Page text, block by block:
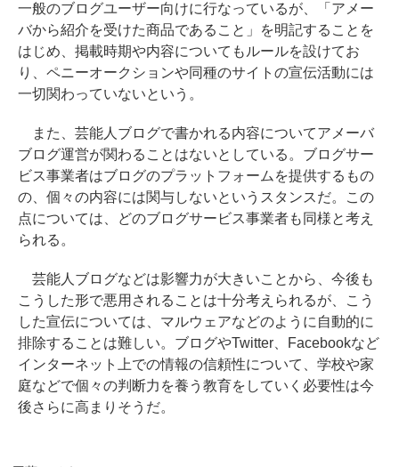
一般のブログユーザー向けに行なっているが、「アメー
バから紹介を受けた商品であること」を明記することを
はじめ、掲載時期や内容についてもルールを設けてお
り、ペニーオークションや同種のサイトの宣伝活動には
一切関わっていないという。
また、芸能人ブログで書かれる内容についてアメーバ
ブログ運営が関わることはないとしている。ブログサー
ビス事業者はブログのプラットフォームを提供するもの
の、個々の内容には関与しないというスタンスだ。この
点については、どのブログサービス事業者も同様と考え
られる。
芸能人ブログなどは影響力が大きいことから、今後も
こうした形で悪用されることは十分考えられるが、こう
した宣伝については、マルウェアなどのように自動的に
排除することは難しい。ブログやTwitter、Facebookなど
インターネット上での情報の信頼性について、学校や家
庭などで個々の判断力を養う教育をしていく必要性は今
後さらに高まりそうだ。